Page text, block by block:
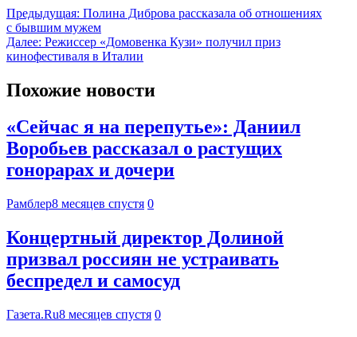
Предыдущая: Полина Диброва рассказала об отношениях
с бывшим мужем
Далее: Режиссер «Домовенка Кузи» получил приз
кинофестиваля в Италии
Похожие новости
«Сейчас я на перепутье»: Даниил
Воробьев рассказал о растущих
гонорарах и дочери
Рамблер8 месяцев спустя 0
Концертный директор Долиной
призвал россиян не устраивать
беспредел и самосуд
Газета.Ru8 месяцев спустя 0